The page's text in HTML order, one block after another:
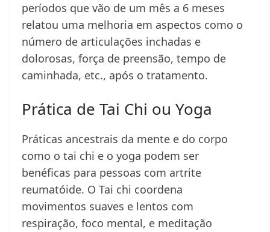
períodos que vão de um mês a 6 meses
relatou uma melhoria em aspectos como o
número de articulações inchadas e
dolorosas, força de preensão, tempo de
caminhada, etc., após o tratamento.
Prática de Tai Chi ou Yoga
Práticas ancestrais da mente e do corpo
como o tai chi e o yoga podem ser
benéficas para pessoas com artrite
reumatóide. O Tai chi coordena
movimentos suaves e lentos com
respiração, foco mental, e meditação